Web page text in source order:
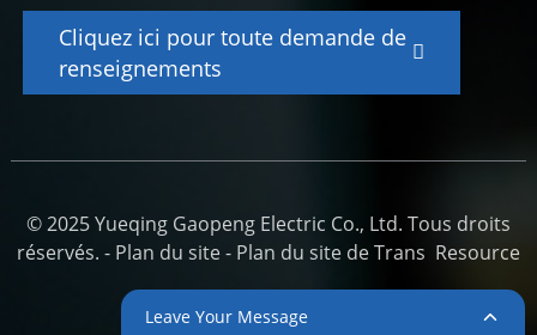
Cliquez ici pour toute demande de
renseignements
© 2025 Yueqing Gaopeng Electric Co., Ltd. Tous droits
réservés. - Plan du site- Plan du site de Trans Resource
Leave Your Message